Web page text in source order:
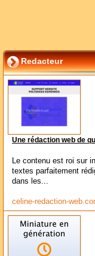
Redacteur
Une rédaction web de
Le contenu est roi sur
textes parfaitement
dans les...
celine-redaction-